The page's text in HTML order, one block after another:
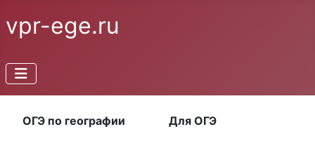
vpr-ege.ru
ОГЭ по географии
Для ОГЭ